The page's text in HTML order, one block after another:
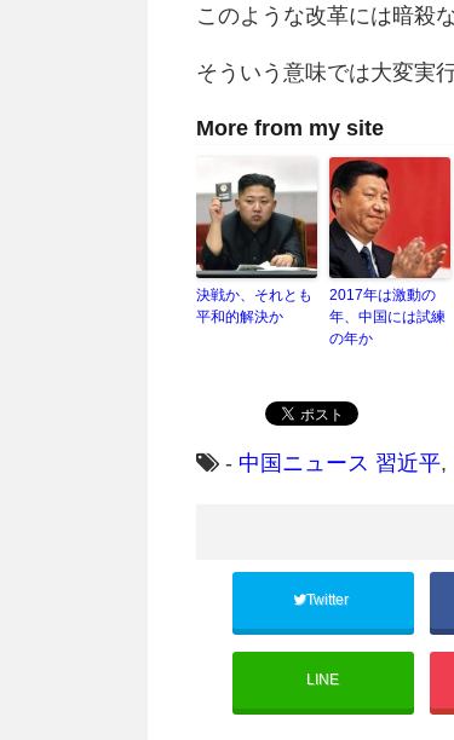
このような改革には暗殺
そういう意味では大変実
More from my site
決戦か、それとも
平和的解決か
2017年は激動の
年、中国には試練
の年か
- 中国ニュース 習近平,
Twitter
LINE